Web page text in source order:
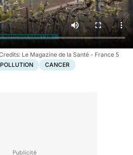
Le Magazine de la Santé - France 5
POLLUTION
CANCER